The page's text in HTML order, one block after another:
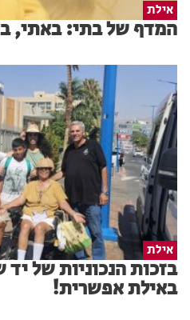
אילת
המדף של בתי: באתי,
אילת
בזכות הנכוניות של
באילת אפשרית!